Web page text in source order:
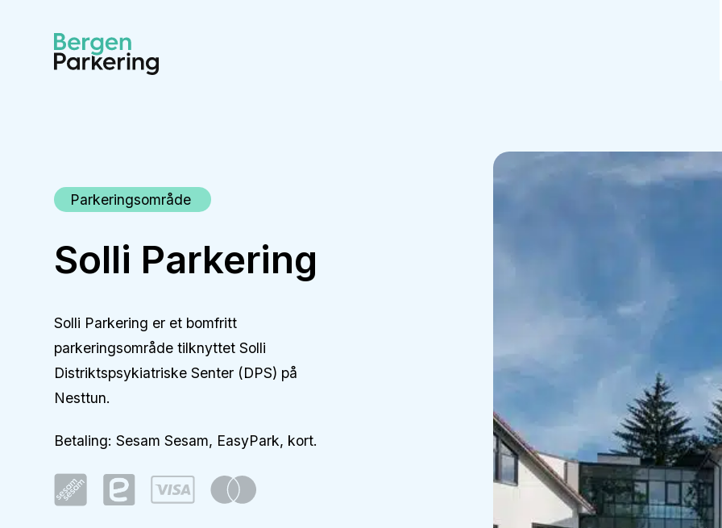
Parkeringsområde
Solli Parkering
Solli Parkering er et bomfritt
parkeringsområde tilknyttet Solli
Distriktspsykiatriske Senter (DPS) på
Nesttun.
Betaling: Sesam Sesam, EasyPark, kort.